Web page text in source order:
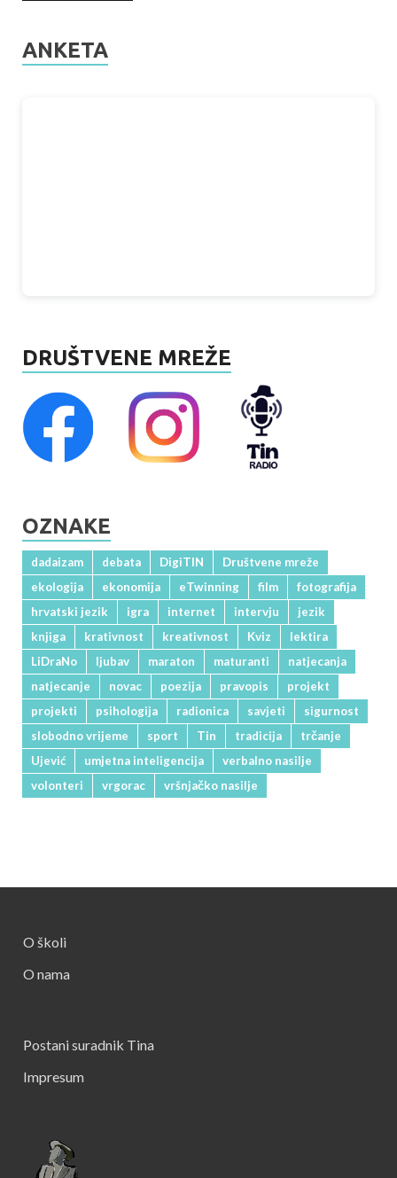
ANKETA
DRUŠTVENE MREŽE
OZNAKE
dadaizam debata DigiTIN
Društvene mreže
ekologija
ekonomija eTwinning film
fotografija
hrvatski jezik
igra internet intervju
jezik
knjiga
krativnost kreativnost Kviz
lektira
LiDraNo
ljubav maraton maturanti
natjecanja
natjecanje
novac poezija pravopis
projekt
projekti
psihologija radionica savjeti
sigurnost
slobodno vrijeme
sport Tin tradicija
trčanje
Ujević
umjetna inteligencija
verbalno nasilje
volonteri
vrgorac vršnjačko nasilje
O školi
O nama
Postani suradnik Tina
Impresum